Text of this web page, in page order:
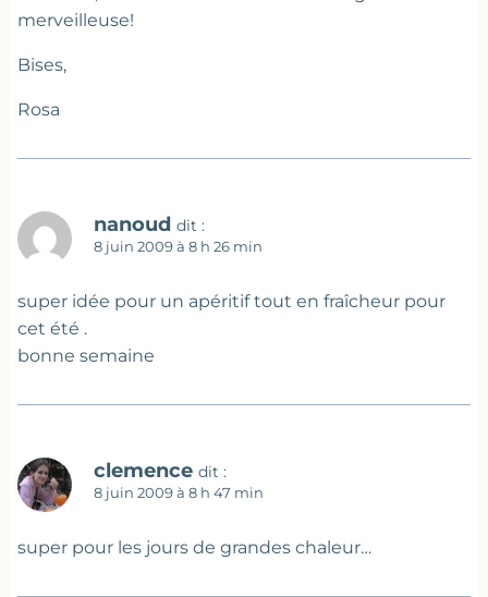
merveilleuse!
Bises,
Rosa
nanoud dit :
8 juin 2009 à 8 h 26 min
super idée pour un apéritif tout en fraîcheur pour
cet été .
bonne semaine
clemence dit :
8 juin 2009 à 8 h 47 min
super pour les jours de grandes chaleur…